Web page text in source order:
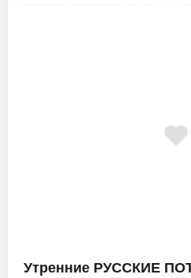
Утренние РУССКИЕ